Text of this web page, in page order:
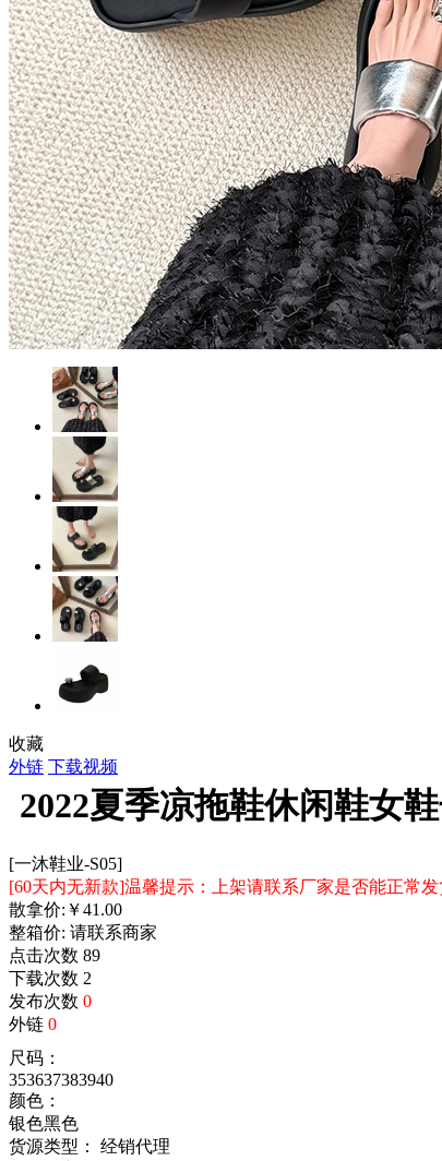
收藏
外链 下载视频
2022夏季凉拖鞋休闲鞋女
[一沐鞋业-S05]
[60天内无新款]温馨提示：上架请联系厂家是否能正常
散拿价: ￥41.00
整箱价: 请联系商家
点击次数 89
下载次数 2
发布次数 0
外链 0
尺码：
353637383940
颜色：
银色黑色
货源类型： 经销代理